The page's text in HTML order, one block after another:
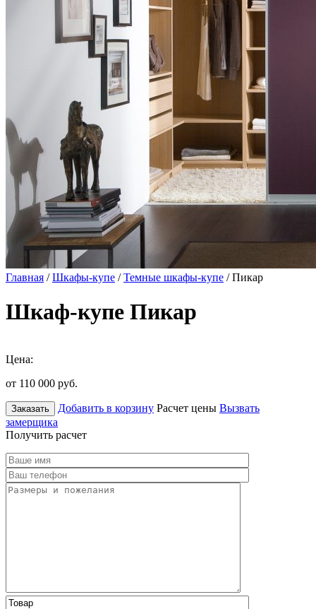
Главная /Шкафы-купе /Темные шкафы-купе / Пикар
Шкаф-купе Пикар
Цена:
от 110 000 руб.
Заказать Добавить в корзину Расчет цены Вызвать
замерщика
Получить расчет